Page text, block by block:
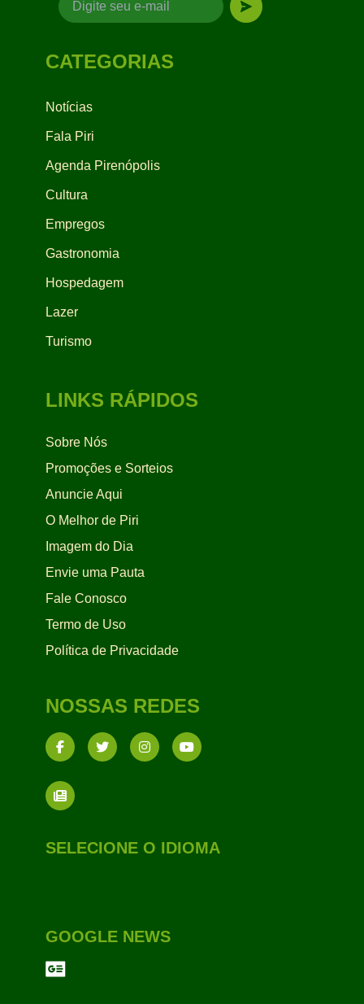
CATEGORIAS
Notícias
Fala Piri
Agenda Pirenópolis
Cultura
Empregos
Gastronomia
Hospedagem
Lazer
Turismo
LINKS RÁPIDOS
Sobre Nós
Promoções e Sorteios
Anuncie Aqui
O Melhor de Piri
Imagem do Dia
Envie uma Pauta
Fale Conosco
Termo de Uso
Política de Privacidade
NOSSAS REDES
SELECIONE O IDIOMA
GOOGLE NEWS